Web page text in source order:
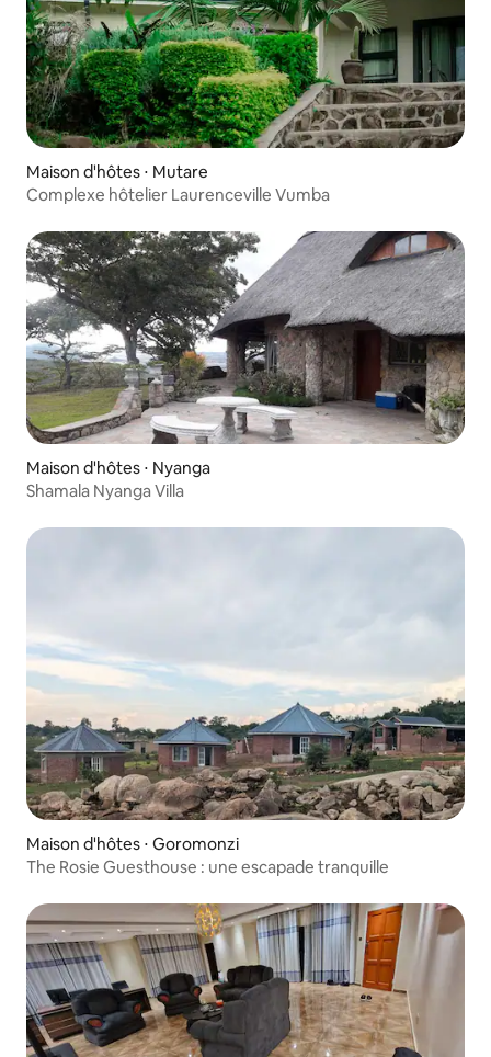
Maison d'hôtes ⋅ Mutare
Complexe hôtelier Laurenceville Vumba
Maison d'hôtes ⋅ Nyanga
Shamala Nyanga Villa
Maison d'hôtes ⋅ Goromonzi
The Rosie Guesthouse : une escapade tranquille